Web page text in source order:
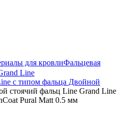
для кровлиФальцевая
Line
с типом фальца Двойной
стоячий фальц Line Grand Line
Pural Matt 0.5 мм